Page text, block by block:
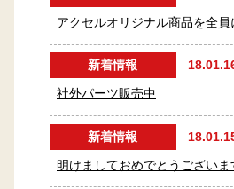
アクセルオリジナル商品を全員
新着情報
社外パーツ販売中
新着情報
明けましておめでとうございま